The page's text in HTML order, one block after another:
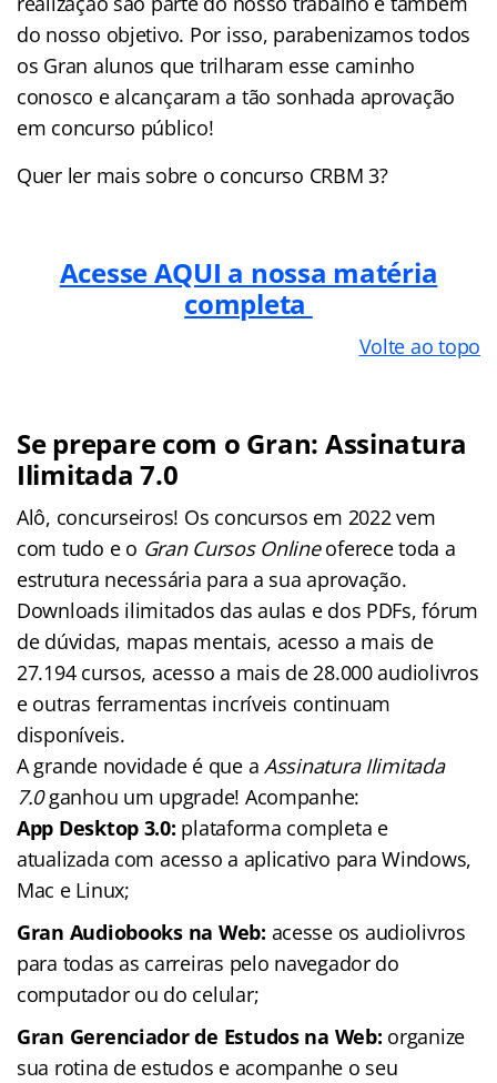
do nosso objetivo. Por isso, parabenizamos todos
os Gran alunos que trilharam esse caminho
conosco e alcançaram a tão sonhada aprovação
em concurso público!
Quer ler mais sobre o concurso CRBM 3?
Acesse AQUI a nossa matéria
completa
Volte ao topo
Se prepare com o Gran: Assinatura
Ilimitada 7.0
Alô, concurseiros! Os concursos em 2022 vem
com tudo e o Gran Cursos Onlineoferece toda a
estrutura necessária para a sua aprovação.
Downloads ilimitados das aulas e dos PDFs, fórum
de dúvidas, mapas mentais, acesso a mais de
27.194 cursos, acesso a mais de 28.000 audiolivros
e outras ferramentas incríveis continuam
disponíveis.
A grande novidade é que a Assinatura Ilimitada
7.0ganhou um upgrade! Acompanhe:
App Desktop 3.0: plataforma completa e
atualizada com acesso a aplicativo para Windows,
Mac e Linux;
Gran Audiobooks na Web: acesse os audiolivros
para todas as carreiras pelo navegador do
computador ou do celular;
Gran Gerenciador de Estudos na Web: organize
sua rotina de estudos e acompanhe o seu